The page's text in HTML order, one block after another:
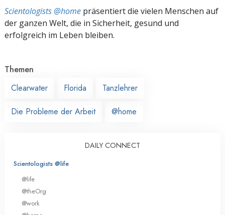
Scientologists @home präsentiert die vielen Menschen auf
der ganzen Welt, die in Sicherheit, gesund und
erfolgreich im Leben bleiben.
Themen
Clearwater
Florida Tanzlehrer
Die Probleme der Arbeit @home
DAILY CONNECT
Scientologists @life
@life
@theOrg
@work